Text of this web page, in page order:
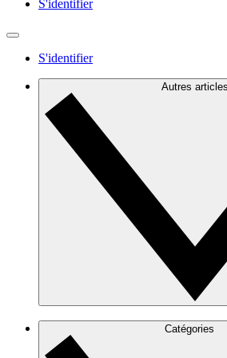
S'identifier
S'identifier
Autres articles
Catégories